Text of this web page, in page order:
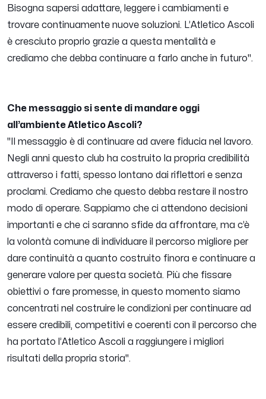
Bisogna sapersi adattare, leggere i cambiamenti e
trovare continuamente nuove soluzioni. L’Atletico Ascoli
è cresciuto proprio grazie a questa mentalità e
crediamo che debba continuare a farlo anche in futuro".
Che messaggio si sente di mandare oggi
all’ambiente Atletico Ascoli?
"Il messaggio è di continuare ad avere fiducia nel lavoro.
Negli anni questo club ha costruito la propria credibilità
attraverso i fatti, spesso lontano dai riflettori e senza
proclami. Crediamo che questo debba restare il nostro
modo di operare. Sappiamo che ci attendono decisioni
importanti e che ci saranno sfide da affrontare, ma c’è
la volontà comune di individuare il percorso migliore per
dare continuità a quanto costruito finora e continuare a
generare valore per questa società. Più che fissare
obiettivi o fare promesse, in questo momento siamo
concentrati nel costruire le condizioni per continuare ad
essere credibili, competitivi e coerenti con il percorso che
ha portato l’Atletico Ascoli a raggiungere i migliori
risultati della propria storia".